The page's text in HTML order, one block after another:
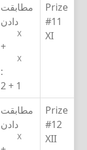
Prize
#11
XI
مطابقت
دادن
X
+
X
:
1 + 2
Prize
#12
XII
مطابقت
دادن
X